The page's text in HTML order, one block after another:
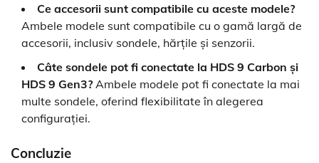
Ce accesorii sunt compatibile cu aceste modele?
Ambele modele sunt compatibile cu o gamă largă de
accesorii, inclusiv sondele, hărțile și senzorii.
Câte sondele pot fi conectate la HDS 9 Carbon și
HDS 9 Gen3?Ambele modele pot fi conectate la mai
multe sondele, oferind flexibilitate în alegerea
configurației.
Concluzie